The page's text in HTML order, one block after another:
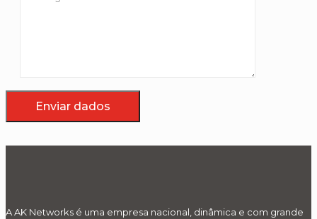
A AK Networks é uma empresa nacional, dinâmica e com grande